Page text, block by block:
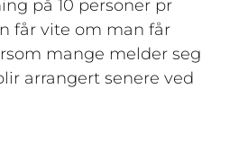
på 10 personer pr
får vite om man får
mange melder seg
arrangert senere ved